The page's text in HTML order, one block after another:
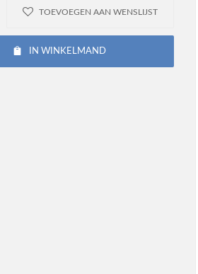
IN WINKELMAND
TOEVOEGEN AAN WENSLIJST